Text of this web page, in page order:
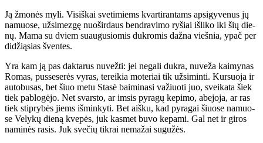
Ją žmo­nės my­li. Vi­siš­kai sve­ti­miems kvar­ti­ran­tams ap­si­gy­ve­nus jų
na­muo­se, už­si­mez­gę nuo­šir­daus ben­dra­vi­mo ry­šiai iš­li­ko iki šių die­
nų. Ma­ma su dviem su­au­gu­sio­mis duk­ro­mis daž­na vieš­nia, ypač per
di­dži­ą­sias šven­tes.
Yra kam ją pas dak­ta­rus nu­vež­ti: jei ne­ga­li duk­ra, nu­ve­ža kai­my­nas
Ro­mas, pus­se­se­rės vy­ras, te­rei­kia mo­te­riai tik už­si­min­ti. Kur­suo­ja ir
au­to­bu­sas, bet šiuo me­tu Sta­sė bai­mi­na­si va­žiuo­ti juo, svei­ka­ta šiek
tiek pa­blo­gė­jo. Net svars­to, ar im­sis py­ra­gų ke­pi­mo, abe­jo­ja, ar ras
tiek stip­ry­bės jiems iš­min­ky­ti. Bet aiš­ku, kad py­ra­gai šiuo­se na­muo­
se Ve­ly­kų die­ną kve­pės, juk kas­met bu­vo ke­pa­mi. Gal net ir gi­ros
na­mi­nės ra­sis. Juk sve­čių tik­rai ne­ma­žai su­gu­žės.